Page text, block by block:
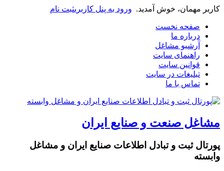
کاربر مهمان، خوش آمدید. ورود به پنل کاربریثبت نام
صفحه نخست
درباره ما
آرشیو مشاغل
راهنمای سایت
قوانین سایت
تبلیغات در سایت
تماس با ما
مشاغل صنعت و صنایع ایران
پورتال ثبت و تبادل اطلاعات صنایع ایران و مشاغل
وابسته